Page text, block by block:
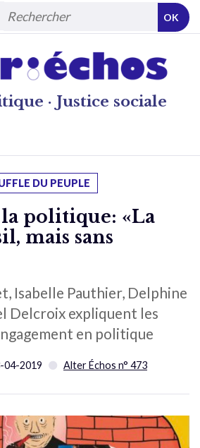
· Justice sociale
OK
DU PEUPLE
politique: «La
mais sans
Isabelle Pauthier, Delphine
Delcroix expliquent les
en politique
04-2019 Alter Échos n° 473